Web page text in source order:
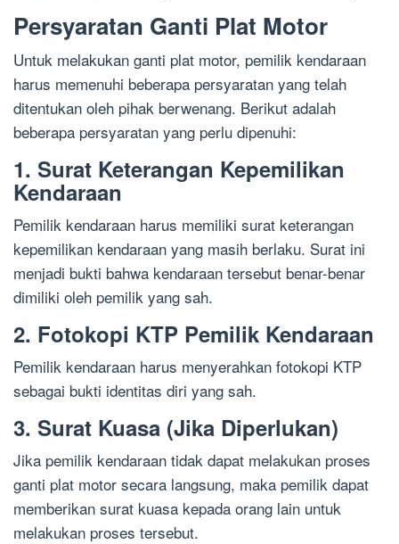
Persyaratan Ganti Plat Motor
Untuk melakukan ganti plat motor, pemilik kendaraan
harus memenuhi beberapa persyaratan yang telah
ditentukan oleh pihak berwenang. Berikut adalah
beberapa persyaratan yang perlu dipenuhi:
1. Surat Keterangan Kepemilikan
Kendaraan
Pemilik kendaraan harus memiliki surat keterangan
kepemilikan kendaraan yang masih berlaku. Surat ini
menjadi bukti bahwa kendaraan tersebut benar-benar
dimiliki oleh pemilik yang sah.
2. Fotokopi KTP Pemilik Kendaraan
Pemilik kendaraan harus menyerahkan fotokopi KTP
sebagai bukti identitas diri yang sah.
3. Surat Kuasa (Jika Diperlukan)
Jika pemilik kendaraan tidak dapat melakukan proses
ganti plat motor secara langsung, maka pemilik dapat
memberikan surat kuasa kepada orang lain untuk
melakukan proses tersebut.